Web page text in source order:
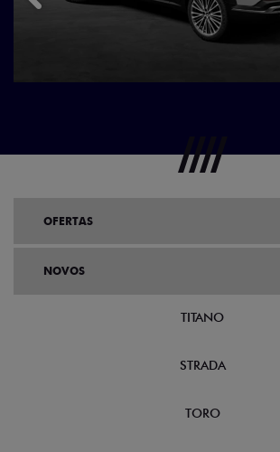
OFERTAS
NOVOS
TITANO
STRADA
TORO